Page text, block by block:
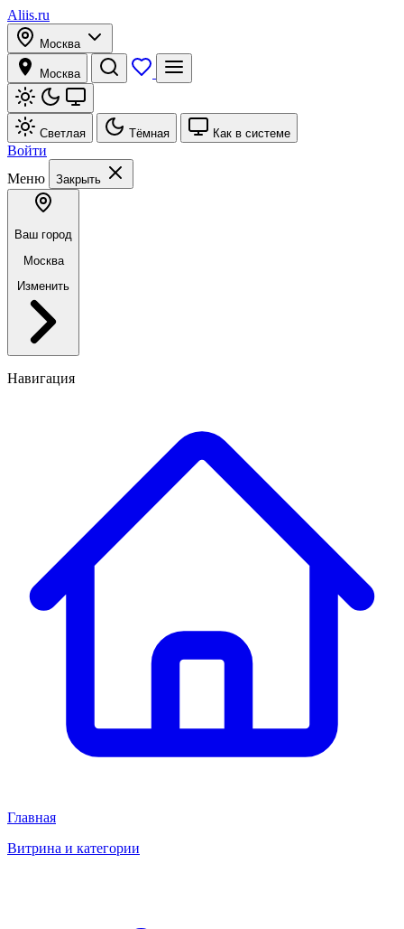
Aliis.ru
Москва
Москва
Светлая Тёмная Как в системе
Войти
Меню
Закрыть
Ваш город
Москва
Изменить
Навигация
Главная
Витрина и категории